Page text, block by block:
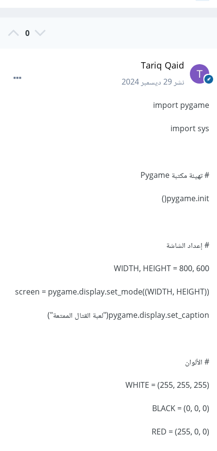
0
Tariq Qaid
نشر29 ديسمبر 2024
import pygame
import sys
# تهيئة مكتبة Pygame
pygame.init()
# إعداد الشاشة
WIDTH, HEIGHT = 800, 600
screen = pygame.display.set_mode((WIDTH, HEIGHT))
pygame.display.set_caption("لعبة القتال الممتعة")
# الألوان
WHITE = (255, 255, 255)
BLACK = (0, 0, 0)
RED = (255, 0, 0)